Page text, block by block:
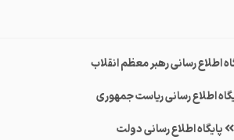
اطلاع رسانی رهبر معظم انقلاب
اطلاع رسانی ریاست جمهوری
پایگاه اطلاع رسانی دولت